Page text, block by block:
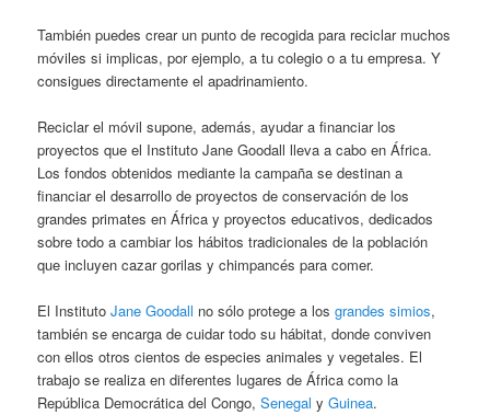
También puedes crear un punto de recogida para reciclar muchos
móviles si implicas, por ejemplo, a tu colegio o a tu empresa. Y
consigues directamente el apadrinamiento.
Reciclar el móvil supone, además, ayudar a financiar los
proyectos que el Instituto Jane Goodall lleva a cabo en África.
Los fondos obtenidos mediante la campaña se destinan a
financiar el desarrollo de proyectos de conservación de los
grandes primates en África y proyectos educativos, dedicados
sobre todo a cambiar los hábitos tradicionales de la población
que incluyen cazar gorilas y chimpancés para comer.
El InstitutoJane Goodall no sólo protege a losgrandes simios,
también se encarga de cuidar todo su hábitat, donde conviven
con ellos otros cientos de especies animales y vegetales. El
trabajo se realiza en diferentes lugares de África como la
República Democrática del Congo,Senegal yGuinea.